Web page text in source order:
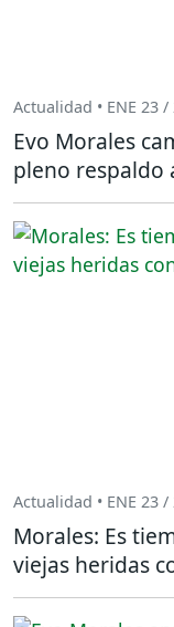
Actualidad • ENE 23 /
Evo Morales
pleno respaldo
Actualidad • ENE 23 /
Morales: Es
viejas heridas